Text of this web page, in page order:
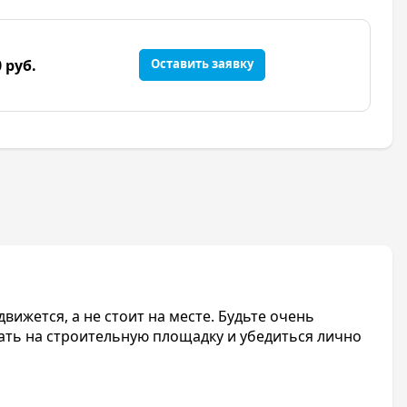
руб. Оставить заявку
а не стоит на месте. Будьте очень
на строительную площадку и убедиться лично